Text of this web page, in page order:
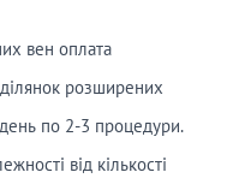
вен оплата
ділянок розширених
по 2-3 процедури.
від кількості